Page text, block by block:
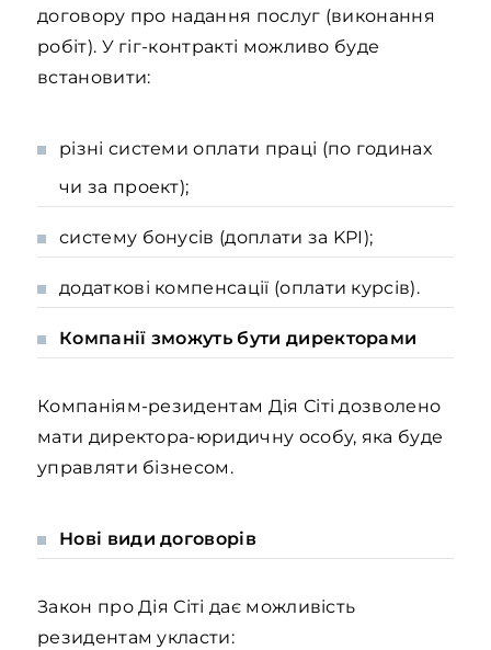
договору про надання послуг (виконання
робіт). У гіг-контракті можливо буде
встановити:
різні системи оплати праці (по годинах
чи за проект);
систему бонусів (доплати за KPI);
додаткові компенсації (оплати курсів).
Компанії зможуть бути директорами
Компаніям-резидентам Дія Сіті дозволено
мати директора-юридичну особу, яка буде
управляти бізнесом.
Нові види договорів
Закон про Дія Сіті дає можливість
резидентам укласти: